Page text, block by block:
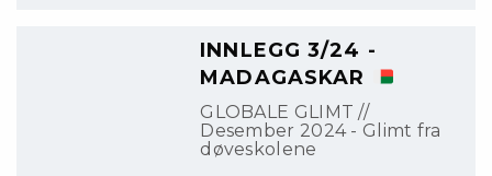
INNLEGG 3/24 -
MADAGASKAR
GLOBALE GLIMT //
Desember 2024 - Glimt fra
døveskolene